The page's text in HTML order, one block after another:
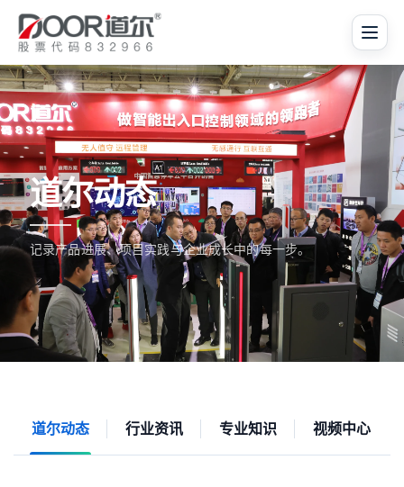
道尔动态
记录产品进展、项目实践与企业成长中的每一步。
道尔动态 行业资讯 专业知识 视频中心